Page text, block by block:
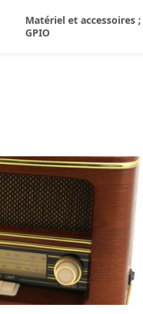
Matériel et accessoires ;
GPIO